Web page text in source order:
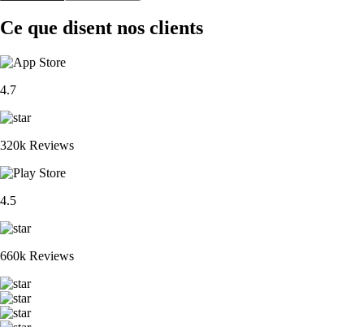
Ce que disent nos clients
4.7
320k Reviews
4.5
660k Reviews